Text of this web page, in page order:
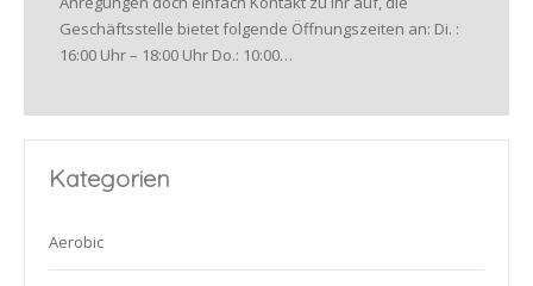
Geschäftsstelle bietet folgende Öffnungszeiten an: Di. :
16:00 Uhr – 18:00 Uhr Do.: 10:00…
Kategorien
Aerobic